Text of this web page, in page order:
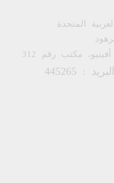
المتحدة
مكتب رقم 312
: 445265